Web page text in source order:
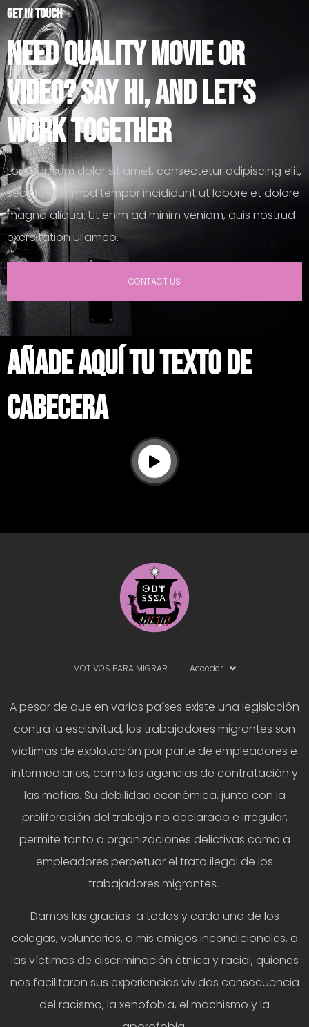
Get in Touch
Need Quality Movie or
Video? Say hi, and let’s
work together
Lorem ipsum dolor sit amet, consectetur adipiscing elit,
sed do eius mod tempor incididunt ut labore et dolore
magna aliqua. Ut enim ad minim veniam, quis nostrud
exercitation ullamco.
CONTACT US
Añade aquí tu texto de
cabecera
MOTIVOS PARA MIGRAR Acceder
A pesar de que en varios países existe una legislación
contra la esclavitud, los trabajadores migrantes son
víctimas de explotación por parte de empleadores e
intermediarios, como las agencias de contratación y
las mafias. Su debilidad económica, junto con la
proliferación del trabajo no declarado e irregular,
permite tanto a organizaciones delictivas como a
empleadores perpetuar el trato ilegal de los
trabajadores migrantes.
Damos las gracias a todos y cada uno de los
colegas, voluntarios, a mis amigos incondicionales, a
las víctimas de discriminación étnica y racial, quienes
nos facilitaron sus experiencias vividas consecuencia
del racismo, la xenofobia, el machismo y la